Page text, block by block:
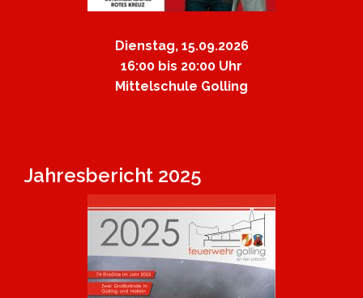
Dienstag, 15.09.2026
16:00 bis 20:00 Uhr
Mittelschule Golling
Jahresbericht 2025